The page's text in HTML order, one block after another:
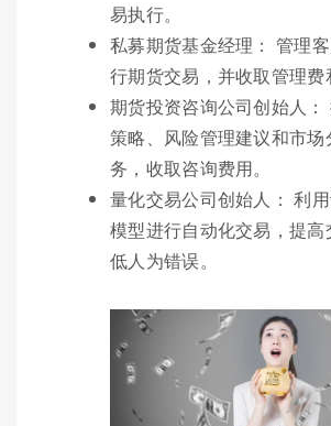
易执行。
私募期货基金经理： 管理
行期货交易，并收取管理费
期货投资咨询公司创始人：
策略、风险管理建议和市场
务，收取咨询费用。
量化交易公司创始人： 利
模型进行自动化交易，提高
低人为错误。